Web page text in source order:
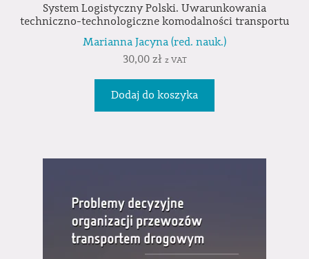
System Logistyczny Polski. Uwarunkowania
techniczno-technologiczne komodalności transportu
Marianna Jacyna (red. nauk.)
30,00 zł z VAT
Dodaj do koszyka